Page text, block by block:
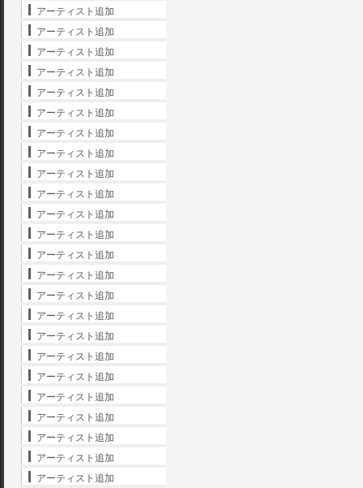
アーティスト追加
アーティスト追加
アーティスト追加
アーティスト追加
アーティスト追加
アーティスト追加
アーティスト追加
アーティスト追加
アーティスト追加
アーティスト追加
アーティスト追加
アーティスト追加
アーティスト追加
アーティスト追加
アーティスト追加
アーティスト追加
アーティスト追加
アーティスト追加
アーティスト追加
アーティスト追加
アーティスト追加
アーティスト追加
アーティスト追加
アーティスト追加